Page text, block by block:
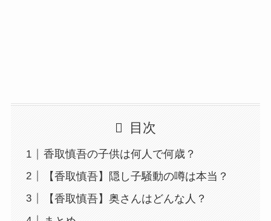
目次
香取慎吾の子供は何人で何歳？
【香取慎吾】隠し子騒動の噂は本当？
【香取慎吾】奥さんはどんな人？